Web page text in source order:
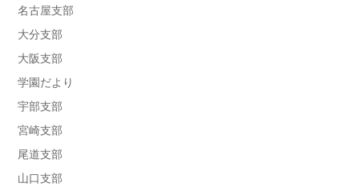
名古屋支部
大分支部
大阪支部
学園だより
宇部支部
宮崎支部
尾道支部
山口支部